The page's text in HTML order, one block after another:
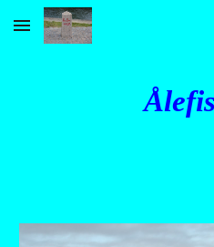
Skip to main content